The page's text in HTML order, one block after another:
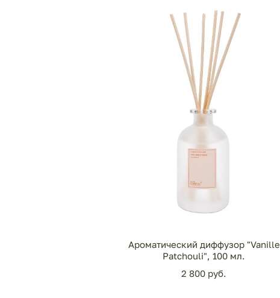
Ароматический диффузор "Vanille
Patchouli", 100 мл.
2 800 pуб.